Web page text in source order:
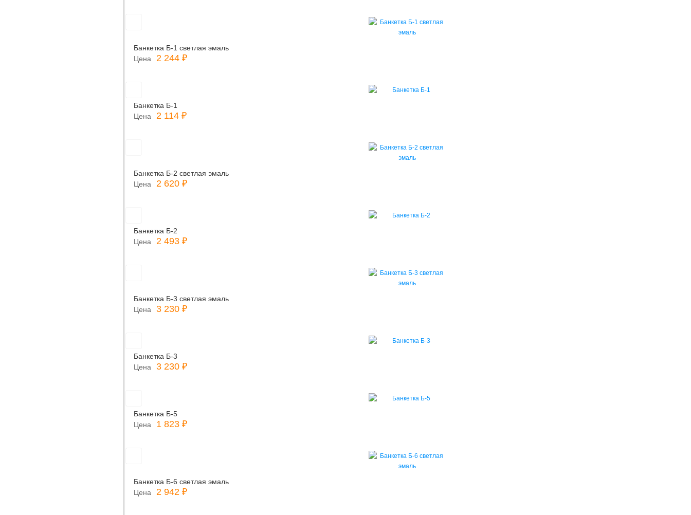
Банкетка Б-1 светлая эмаль
Цена
2 244 ₽
Банкетка Б-1
Цена
2 114 ₽
Банкетка Б-2 светлая эмаль
Цена
2 620 ₽
Банкетка Б-2
Цена
2 493 ₽
Банкетка Б-3 светлая эмаль
Цена
3 230 ₽
Банкетка Б-3
Цена
3 230 ₽
Банкетка Б-5
Цена
1 823 ₽
Банкетка Б-6 светлая эмаль
Цена
2 942 ₽